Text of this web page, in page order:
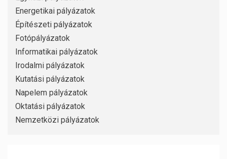
Energetikai pályázatok
Építészeti pályázatok
Fotópályázatok
Informatikai pályázatok
Irodalmi pályázatok
Kutatási pályázatok
Napelem pályázatok
Oktatási pályázatok
Nemzetközi pályázatok